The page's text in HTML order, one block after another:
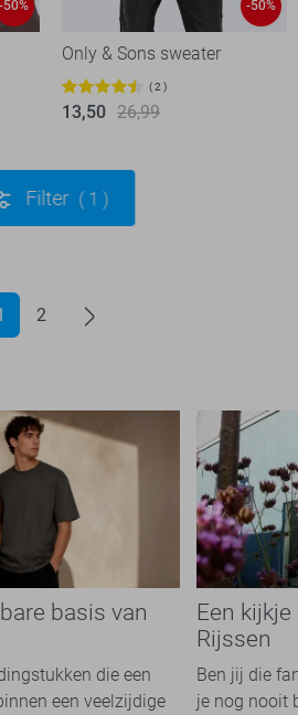
-50% -50%
Only & Sons sweater
2
13,50 26,99
Filter 1
2
basis van
die een
een veelzijdige
Een
Rijssen
Ben jij die
je nog nooit